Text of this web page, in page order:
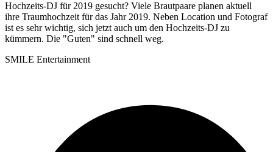
Hochzeits-DJ für 2019 gesucht? Viele Brautpaare planen aktuell
ihre Traumhochzeit für das Jahr 2019. Neben Location und Fotograf
ist es sehr wichtig, sich jetzt auch um den Hochzeits-DJ zu
kümmern. Die "Guten" sind schnell weg.
SMILE Entertainment